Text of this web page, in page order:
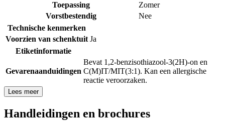
Toepassing
Zomer
Vorstbestendig
Nee
Technische kenmerken
Voorzien van schenktuit Ja
Etiketinformatie
Gevarenaanduidingen
Bevat 1,2-benzisothiazool-3(2H)-on en
C(M)IT/MIT(3:1). Kan een allergische
reactie veroorzaken.
Lees meer
Handleidingen en brochures